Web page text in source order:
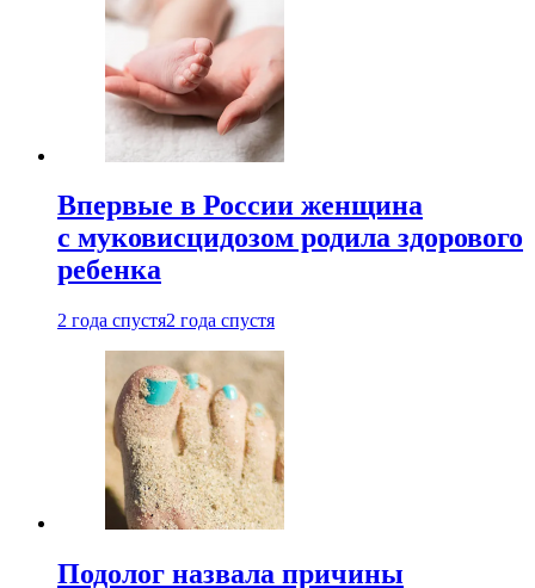
Впервые в России женщина
с муковисцидозом родила здорового
ребенка
2 года спустя2 года спустя
Подолог назвала причины